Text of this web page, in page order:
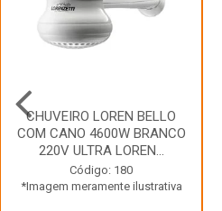
CHUVEIRO LOREN BELLO
COM CANO 4600W BRANCO
220V ULTRA LOREN...
Código: 180
*Imagem meramente ilustrativa